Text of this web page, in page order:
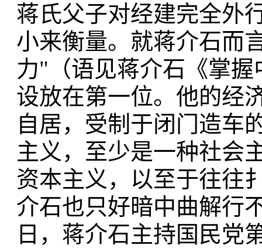
蒋氏父子对经建完全外
小来衡量。就蒋介石而
力"（语见蒋介石《掌
设放在第一位。他的经
自居，受制于闭门造车
主义，至少是一种社会
资本主义，以至于往往
介石也只好暗中曲解行
日，蒋介石主持国民党